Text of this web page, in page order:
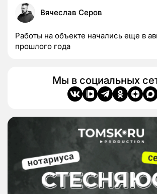
Вячеслав Серов
Работы на объекте начались еще в
прошлого года
Мы в социальных